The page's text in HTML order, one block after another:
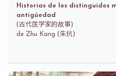
Historias de los distinguidos
antigüedad
(古代医学家的故事)
de Zhu Kang (朱抗)